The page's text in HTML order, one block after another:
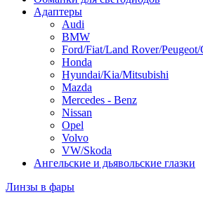
Адаптеры
Audi
BMW
Ford/Fiat/Land Rover/Peugeot/
Honda
Hyundai/Kia/Mitsubishi
Mazda
Mercedes - Benz
Nissan
Opel
Volvo
VW/Skoda
Ангельские и дьявольские глазки
Линзы в фары